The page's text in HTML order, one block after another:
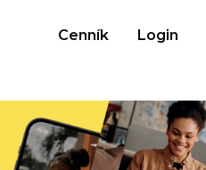
Cenník Login